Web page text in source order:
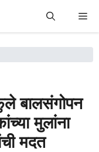
बालसंगोपन
मुलांना
मदत